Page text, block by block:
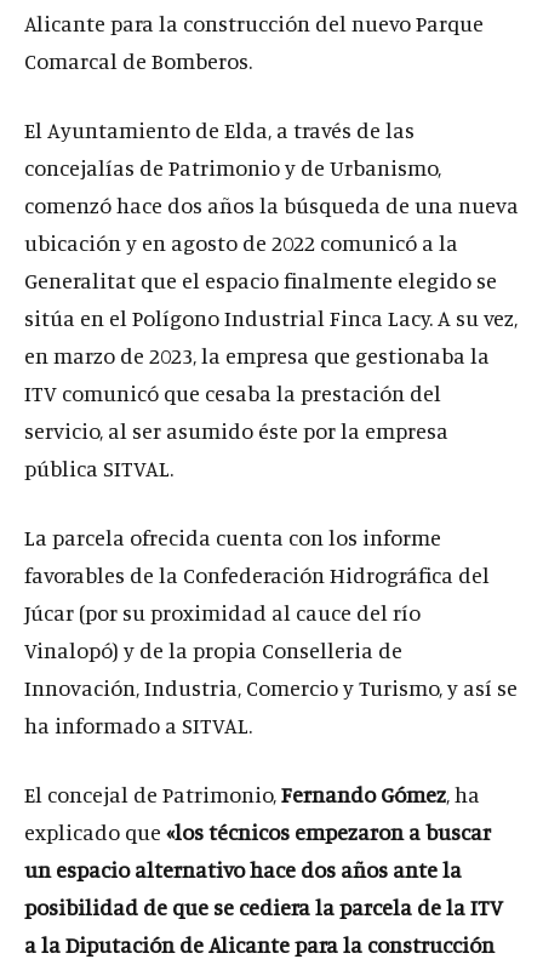
Alicante para la construcción del nuevo Parque
Comarcal de Bomberos.
El Ayuntamiento de Elda, a través de las
concejalías de Patrimonio y de Urbanismo,
comenzó hace dos años la búsqueda de una nueva
ubicación y en agosto de 2022 comunicó a la
Generalitat que el espacio finalmente elegido se
sitúa en el Polígono Industrial Finca Lacy. A su vez,
en marzo de 2023, la empresa que gestionaba la
ITV comunicó que cesaba la prestación del
servicio, al ser asumido éste por la empresa
pública SITVAL.
La parcela ofrecida cuenta con los informe
favorables de la Confederación Hidrográfica del
Júcar (por su proximidad al cauce del río
Vinalopó) y de la propia Conselleria de
Innovación, Industria, Comercio y Turismo, y así se
ha informado a SITVAL.
El concejal de Patrimonio,Fernando Gómez, ha
explicado que «los técnicos empezaron a buscar
un espacio alternativo hace dos años ante la
posibilidad de que se cediera la parcela de la ITV
a la Diputación de Alicante para la construcción